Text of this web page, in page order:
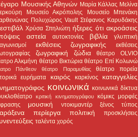
Μουσικής Αθηνών Μαρία Κάλλας Μελίνα
Μουσείο Ακρόπολης
Μουσείο Μπενάκη
Πολυχώρος Vault Στέφανος Καρυδάκης
Χρύσα Σπηλιώτη ήξερες ότι ακροάσεις
αστεία αυτοκτονίες βιβλία
γλυπτική
εκθέσεις ζωγραφικής
εκθέσεις
ζωγραφική ζώδια
θέατρο OLVIO
Αλκμήνη θέατρο Βικτώρια θέατρο Επί Κολωνώ
Πάνθεον θέατρο Παραμυθίας
θέατρο πορεία
ευρήματα
καιρός καρκίνος
καταγγελίες
κοινωνικά κοινωνικά δίκτυα
κριτική κινηματογράφου κόμικς μορφές
μουσική ντοκιμαντέρ ξένος τύπος
περίεργα πολιτική προσκλήσεις
ταλέντα χορός